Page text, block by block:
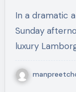
In a dramatic and widely shared incident on
Sunday
luxury